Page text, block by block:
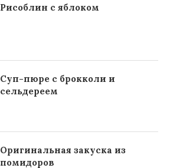
Рисоблин с яблоком
Суп-пюре с брокколи и
сельдереем
Оригинальная закуска из
помидоров